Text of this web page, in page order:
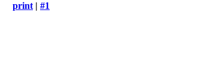
print | #1